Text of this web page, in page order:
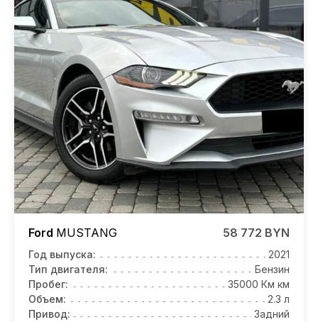
Ford MUSTANG 58 772 BYN
Год выпуска:
2021
Тип двигателя:
Бензин
Пробег:
35000 Км км
Объем:
2.3 л
Привод:
Задний